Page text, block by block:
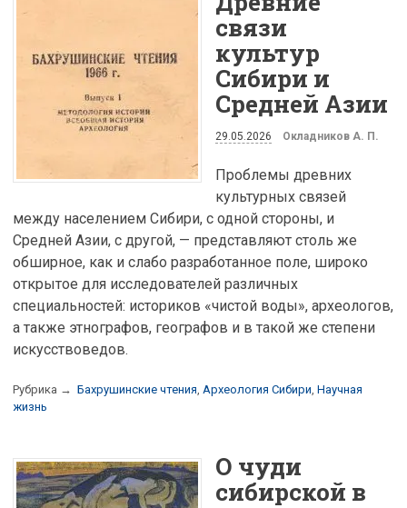
связи
культур
Сибири и
Средней Азии
29.05.2026 Окладников А. П.
Проблемы древних
культурных связей
между населением Сибири, с одной стороны, и
Средней Азии, с другой, — представляют столь же
обширное, как и слабо разработанное поле, широко
открытое для исследователей различных
специальностей: историков «чистой воды», археологов,
а также этнографов, географов и в такой же степени
искусствоведов.
Рубрика → Бахрушинские чтения Археология Сибири Научная
жизнь
О чуди
сибирской в